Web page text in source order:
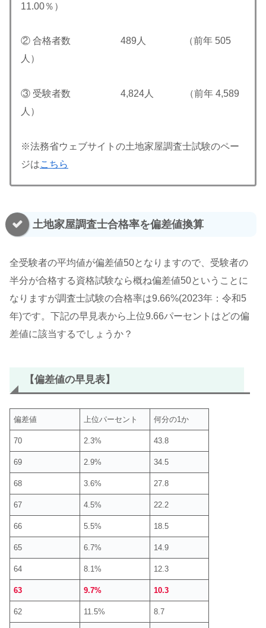
11.00％）
② 合格者数 489人 （前年 505
人）
③ 受験者数 4,824人 （前年 4,589
人）
※法務省ウェブサイトの土地家屋調査士試験のペー
ジはこちら
土地家屋調査士合格率を偏差値換算
全受験者の平均値が偏差値50となりますので、受験者の
半分が合格する資格試験なら概ね偏差値50ということに
なりますが調査士試験の合格率は9.66%(2023年：令和5
年)です。下記の早見表から上位9.66パーセントはどの偏
差値に該当するでしょうか？
【偏差値の早見表】
偏差値 上位パーセント 何分の1か
70 2.3% 43.8
69 2.9% 34.5
68 3.6% 27.8
67 4.5% 22.2
66 5.5% 18.5
65 6.7% 14.9
64 8.1% 12.3
63 9.7% 10.3
62 11.5% 8.7